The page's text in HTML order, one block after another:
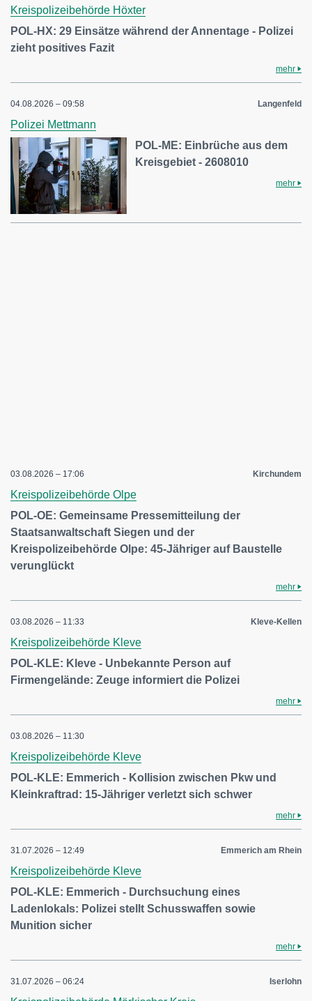
Kreispolizeibehörde Höxter
POL-HX: 29 Einsätze während der Annentage - Polizei
zieht positives Fazit
mehr
04.08.2026 – 09:58 Langenfeld
Polizei Mettmann
POL-ME: Einbrüche aus dem
Kreisgebiet - 2608010
mehr
03.08.2026 – 17:06 Kirchundem
Kreispolizeibehörde Olpe
POL-OE: Gemeinsame Pressemitteilung der
Staatsanwaltschaft Siegen und der
Kreispolizeibehörde Olpe: 45-Jähriger auf Baustelle
verunglückt
mehr
03.08.2026 – 11:33 Kleve-Kellen
Kreispolizeibehörde Kleve
POL-KLE: Kleve - Unbekannte Person auf
Firmengelände: Zeuge informiert die Polizei
mehr
03.08.2026 – 11:30
Kreispolizeibehörde Kleve
POL-KLE: Emmerich - Kollision zwischen Pkw und
Kleinkraftrad: 15-Jähriger verletzt sich schwer
mehr
31.07.2026 – 12:49 Emmerich am Rhein
Kreispolizeibehörde Kleve
POL-KLE: Emmerich - Durchsuchung eines
Ladenlokals: Polizei stellt Schusswaffen sowie
Munition sicher
mehr
31.07.2026 – 06:24 Iserlohn